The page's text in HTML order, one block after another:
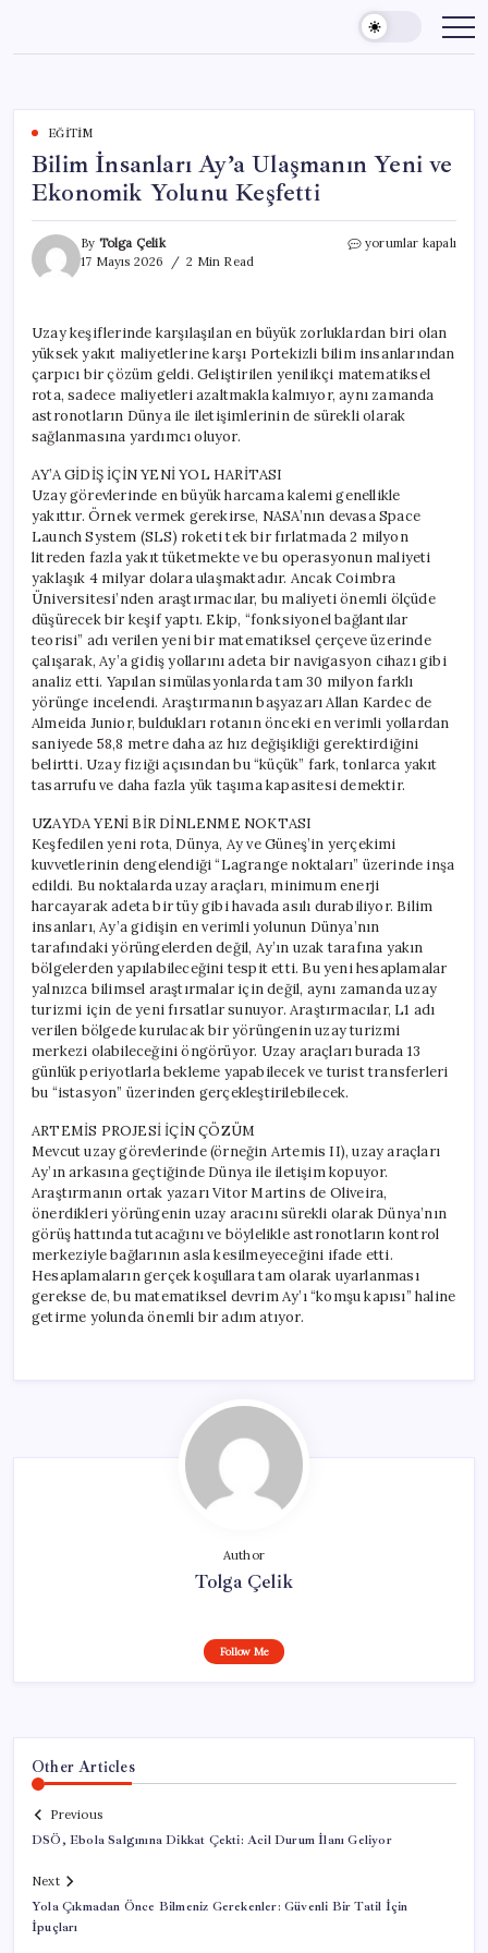
content
EĞITIM
Bilim İnsanları Ay’a Ulaşmanın Yeni ve
Ekonomik Yolunu Keşfetti
By Tolga Çelik
17 Mayıs 2026
2 Min Read
Bilim
ve
Ekonomik
Yolunu
Keşfetti
için
yorumlar kapalı
Uzay keşiflerinde karşılaşılan en büyük zorluklardan biri olan
yüksek yakıt maliyetlerine karşı Portekizli bilim insanlarından
çarpıcı bir çözüm geldi. Geliştirilen yenilikçi matematiksel
rota, sadece maliyetleri azaltmakla kalmıyor, aynı zamanda
astronotların Dünya ile iletişimlerinin de sürekli olarak
sağlanmasına yardımcı oluyor.
AY’A GİDİŞ İÇİN YENİ YOL HARİTASI
Uzay görevlerinde en büyük harcama kalemi genellikle
yakıttır. Örnek vermek gerekirse, NASA’nın devasa Space
Launch System (SLS) roketi tek bir fırlatmada 2 milyon
litreden fazla yakıt tüketmekte ve bu operasyonun maliyeti
yaklaşık 4 milyar dolara ulaşmaktadır. Ancak Coimbra
Üniversitesi’nden araştırmacılar, bu maliyeti önemli ölçüde
düşürecek bir keşif yaptı. Ekip, “fonksiyonel bağlantılar
teorisi” adı verilen yeni bir matematiksel çerçeve üzerinde
çalışarak, Ay’a gidiş yollarını adeta bir navigasyon cihazı gibi
analiz etti. Yapılan simülasyonlarda tam 30 milyon farklı
yörünge incelendi. Araştırmanın başyazarı Allan Kardec de
Almeida Junior, buldukları rotanın önceki en verimli yollardan
saniyede 58,8 metre daha az hız değişikliği gerektirdiğini
belirtti. Uzay fiziği açısından bu “küçük” fark, tonlarca yakıt
tasarrufu ve daha fazla yük taşıma kapasitesi demektir.
UZAYDA YENİ BİR DİNLENME NOKTASI
Keşfedilen yeni rota, Dünya, Ay ve Güneş’in yerçekimi
kuvvetlerinin dengelendiği “Lagrange noktaları” üzerinde inşa
edildi. Bu noktalarda uzay araçları, minimum enerji
harcayarak adeta bir tüy gibi havada asılı durabiliyor. Bilim
insanları, Ay’a gidişin en verimli yolunun Dünya’nın
tarafındaki yörüngelerden değil, Ay’ın uzak tarafına yakın
bölgelerden yapılabileceğini tespit etti. Bu yeni hesaplamalar
yalnızca bilimsel araştırmalar için değil, aynı zamanda uzay
turizmi için de yeni fırsatlar sunuyor. Araştırmacılar, L1 adı
verilen bölgede kurulacak bir yörüngenin uzay turizmi
merkezi olabileceğini öngörüyor. Uzay araçları burada 13
günlük periyotlarla bekleme yapabilecek ve turist transferleri
bu “istasyon” üzerinden gerçekleştirilebilecek.
ARTEMİS PROJESİ İÇİN ÇÖZÜM
Mevcut uzay görevlerinde (örneğin Artemis II), uzay araçları
Ay’ın arkasına geçtiğinde Dünya ile iletişim kopuyor.
Araştırmanın ortak yazarı Vitor Martins de Oliveira,
önerdikleri yörüngenin uzay aracını sürekli olarak Dünya’nın
görüş hattında tutacağını ve böylelikle astronotların kontrol
merkeziyle bağlarının asla kesilmeyeceğini ifade etti.
Hesaplamaların gerçek koşullara tam olarak uyarlanması
gerekse de, bu matematiksel devrim Ay’ı “komşu kapısı” haline
getirme yolunda önemli bir adım atıyor.
Author
Tolga Çelik
Follow Me
Other Articles
Previous
DSÖ, Ebola Salgınına Dikkat Çekti: Acil Durum İlanı Geliyor
Next
Yola Çıkmadan Önce Bilmeniz Gerekenler: Güvenli Bir Tatil İçin
İpuçları